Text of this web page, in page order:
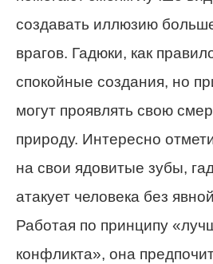
создавать иллюзию
врагов. Гадюки, как
спокойные создания, но
могут проявлять свою
природу. Интересно
на свои ядовитые зубы,
атакует человека без
Работая по принципу
конфликта», она